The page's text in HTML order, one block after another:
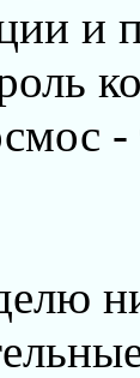
и
-